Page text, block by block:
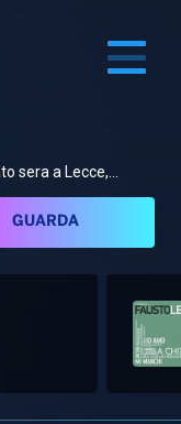
sera a Lecce,...
GUARDA